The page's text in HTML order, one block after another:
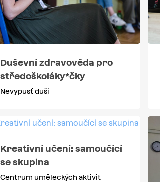
Duševní zdravověda pro
středoškoláky*čky
Nevypusť duši
Kreativní učení: samoučící
se skupina
Centrum uměleckých aktivit